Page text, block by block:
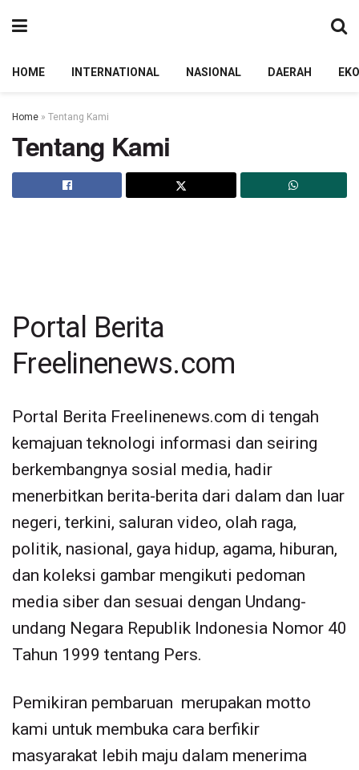
HOME INTERNATIONAL NASIONAL DAERAH
Home » Tentang Kami
Tentang Kami
Portal Berita
Freelinenews.com
Portal Berita Freelinenews.com di tengah
kemajuan teknologi informasi dan seiring
berkembangnya sosial media, hadir
menerbitkan berita-berita dari dalam dan luar
negeri, terkini, saluran video, olah raga,
politik, nasional, gaya hidup, agama, hiburan,
dan koleksi gambar mengikuti pedoman
media siber dan sesuai dengan Undang-
undang Negara Republik Indonesia Nomor 40
Tahun 1999 tentang Pers.
Pemikiran pembaruan merupakan motto
kami untuk membuka cara berfikir
masyarakat lebih maju dalam menerima